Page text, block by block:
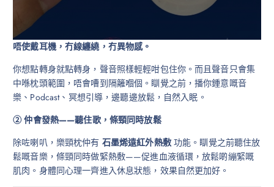
唔使戴耳機，冇線纏繞，冇異物感。
你想點轉身就點轉身，聲音照樣輕輕咁包住你。而且聲音只會集
中喺枕頭範圍，唔會嘈到隔籬嗰個。瞓覺之前，播你鍾意嘅音
樂、Podcast、冥想引導，邊聽邊放鬆，自然入眠。
② 仲會發熱——聽住歌，條頸同時放鬆
除咗喇叭，樂頸枕仲有 石墨烯遠紅外熱敷功能。瞓覺之前聽住放
鬆嘅音樂，條頸同時做緊熱敷——促進血液循環，放鬆啲繃緊嘅
肌肉。身體同心理一齊進入休息狀態，效果自然更加好。